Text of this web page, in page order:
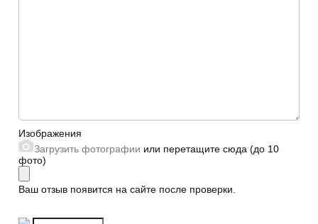
Изображения
Загрузить фотографии или перетащите сюда (до 10
фото)
Ваш отзыв появится на сайте после проверки.